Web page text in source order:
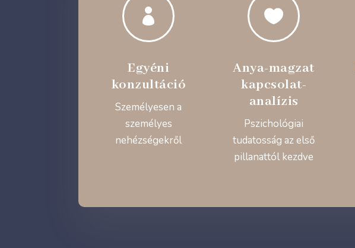

Egyéni
konzultáció
Személyesen a
személyes
nehézségekről

Anya-magzat
kapcsolat-
analízis
Pszichológiai
tudatosság az első
pillanattól kezdve